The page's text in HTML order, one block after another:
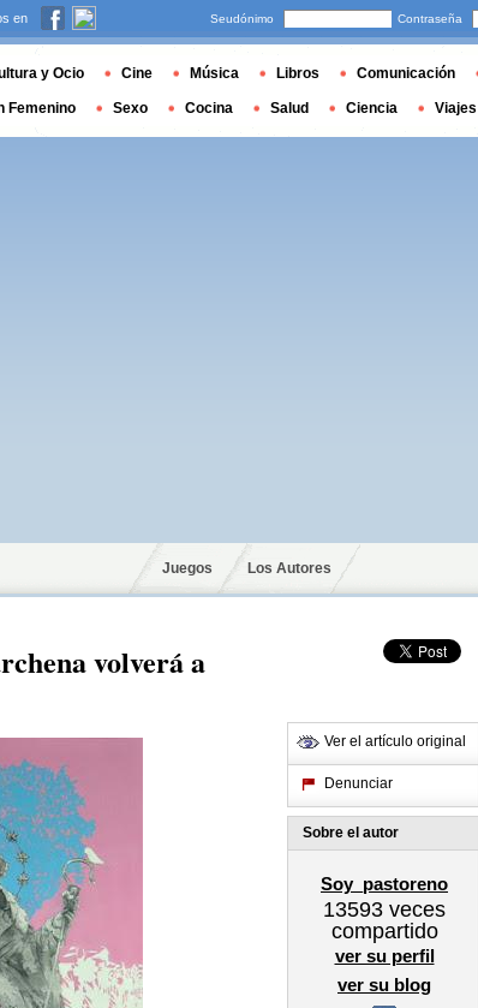
Juegos Los Autores
volverá a
Ver el artículo original
Denunciar
Sobre el autor
Soy_pastoreno
13593 veces
compartido
ver su perfil
ver su blog
en Seudónimo Contraseña
y Ocio Cine Música Libros Comunicación
Femenino Sexo Cocina Salud Ciencia Viajes